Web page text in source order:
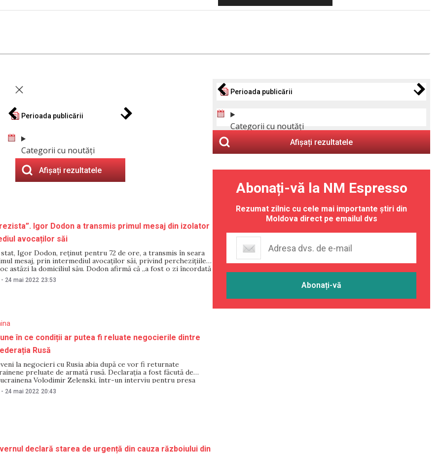
Perioada publicării
Categorii cu noutăți
Afișați rezultatele
Igor Dodon a transmis primul mesaj din izolator
avocaților săi
Igor Dodon, reținut pentru 72 de ore, a transmis în seara
mesaj, prin intermediul avocaților săi, privind perchezițiile
astăzi la domiciliul său. Dodon afirmă că „a fost o zi încordată
familia mea”, menționând că
- 24 mai 2022 23:53
în ce condiții ar putea fi reluate negocierile dintre
Rusă
la negocieri cu Rusia abia după ce vor fi returnate
preluate de armată rusă. Declarația a fost făcută de
Volodimir Zelenski, într-un interviu pentru presa
de Unian „Sunt sigur că trebuie să ne întoarcem întregul
trebui să plătim
- 24 mai 2022 20:43
declară starea de urgență din cauza războiului din
Perioada publicării
Categorii cu noutăți
Afișați rezultatele
Abonați-vă la NM Espresso
Rezumat zilnic cu cele mai importante știri din
Moldova direct pe emailul dvs